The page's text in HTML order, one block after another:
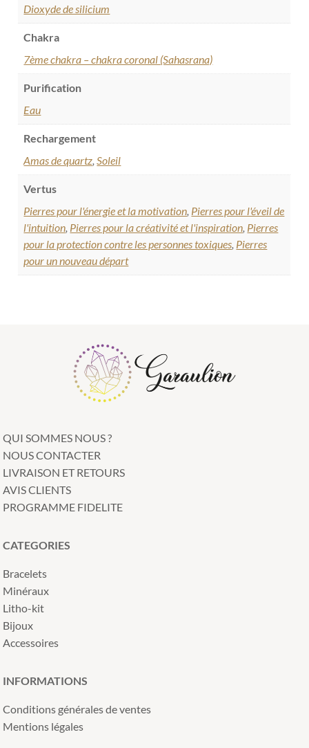
Dioxyde de silicium
Chakra
7ème chakra – chakra coronal (Sahasrana)
Purification
Eau
Rechargement
Amas de quartz,Soleil
Vertus
Pierres pour l'énergie et la motivation, Pierres pour l'éveil de
l'intuition, Pierres pour la créativité et l'inspiration, Pierres
pour la protection contre les personnes toxiques, Pierres
pour un nouveau départ
QUI SOMMES NOUS ?
NOUS CONTACTER
LIVRAISON ET RETOURS
AVIS CLIENTS
PROGRAMME FIDELITE
CATEGORIES
Bracelets
Minéraux
Litho-kit
Bijoux
Accessoires
INFORMATIONS
Conditions générales de ventes
Mentions légales